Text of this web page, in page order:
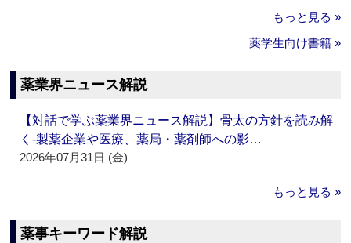
もっと見る »
薬学生向け書籍 »
薬業界ニュース解説
【対話で学ぶ薬業界ニュース解説】骨太の方針を読み解
く‐製薬企業や医療、薬局・薬剤師への影…
2026年07月31日 (金)
もっと見る »
薬事キーワード解説